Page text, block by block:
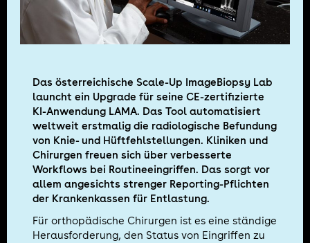
Das österreichische Scale-Up ImageBiopsy Lab
launcht ein Upgrade für seine CE-zertifizierte
KI-Anwendung LAMA. Das Tool automatisiert
weltweit erstmalig die radiologische Befundung
von Knie- und Hüftfehlstellungen. Kliniken und
Chirurgen freuen sich über verbesserte
Workflows bei Routineeingriffen. Das sorgt vor
allem angesichts strenger Reporting-Pflichten
der Krankenkassen für Entlastung.
Für orthopädische Chirurgen ist es eine ständige
Herausforderung, den Status von Eingriffen zu